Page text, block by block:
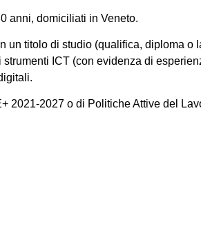
anni, domiciliati in Veneto.
un titolo di studio (qualifica, diploma o
ICT (con evidenza di
2021-2027 o di Politiche Attive del